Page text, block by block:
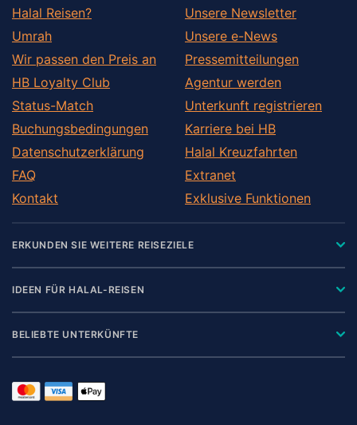
Halal Reisen?
Umrah
Wir passen den Preis an
HB Loyalty Club
Status-Match
Buchungsbedingungen
Datenschutzerklärung
FAQ
Kontakt
Unsere Newsletter
Unsere e-News
Pressemitteilungen
Agentur werden
Unterkunft registrieren
Karriere bei HB
Halal Kreuzfahrten
Extranet
Exklusive Funktionen
ERKUNDEN SIE WEITERE REISEZIELE
IDEEN FÜR HALAL-REISEN
BELIEBTE UNTERKÜNFTE